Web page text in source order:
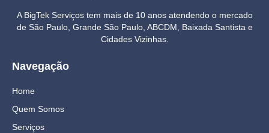
A BigTek Serviços tem mais de 10 anos atendendo o mercado
de São Paulo, Grande São Paulo, ABCDM, Baixada Santista e
Cidades Vizinhas.
Navegação
Home
Quem Somos
Serviços